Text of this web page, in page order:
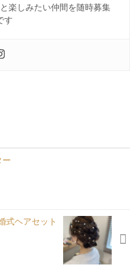
楽しみたい仲間を随時募集
す
ー
式ヘアセット